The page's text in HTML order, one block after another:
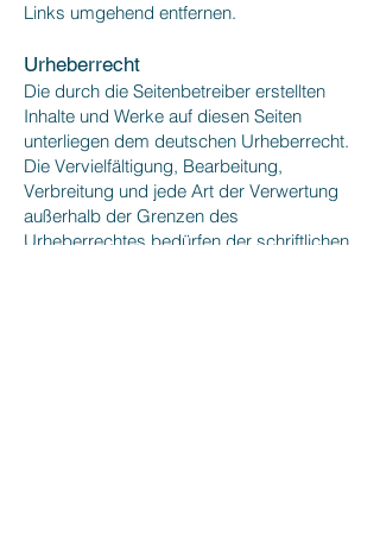
Links umgehend entfernen.
Urheberrecht
Die durch die Seitenbetreiber erstellten
Inhalte und Werke auf diesen Seiten
unterliegen dem deutschen Urheberrecht.
Die Vervielfältigung, Bearbeitung,
Verbreitung und jede Art der Verwertung
außerhalb der Grenzen des
Urheberrechtes bedürfen der schriftlichen